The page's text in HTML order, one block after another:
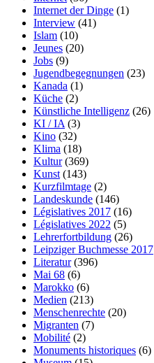
Internet der Dinge (1)
Interview (41)
Islam (10)
Jeunes (20)
Jobs (9)
Jugendbegegnungen (23)
Kanada (1)
Küche (2)
Künstliche Intelligenz (26)
KI / IA(3)
Kino (32)
Klima (18)
Kultur(369)
Kunst(143)
Kurzfilmtage (2)
Landeskunde (146)
Législatives 2017 (16)
Législatives 2022 (5)
Lehrerfortbildung (26)
Leipziger Buchmesse 2017
Literatur(396)
Mai 68 (6)
Marokko (6)
Medien (213)
Menschenrechte (20)
Migranten (7)
Mobilité (2)
Monuments historiques (6)